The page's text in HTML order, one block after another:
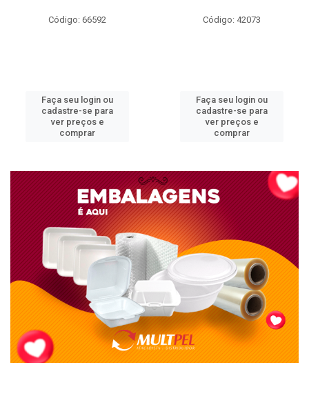
Código: 66592
Faça seu login ou
cadastre-se para
ver preços e
comprar
Código: 42073
Faça seu login ou
cadastre-se para
ver preços e
comprar